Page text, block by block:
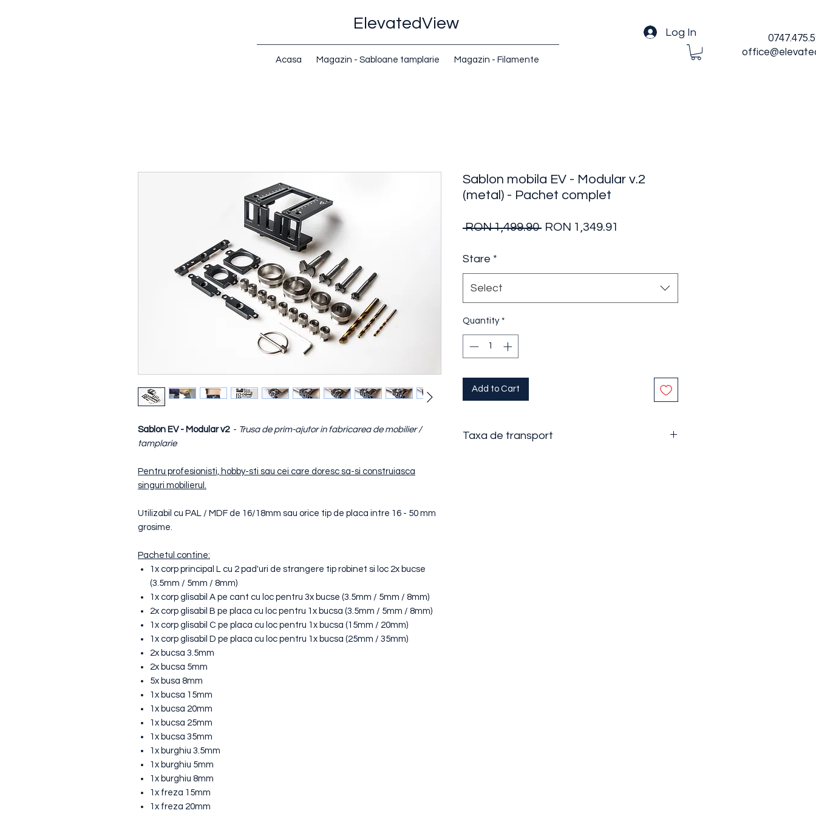
ElevatedView Log In
Acasa Magazin - Sabloane tamplarie Magazin - Filamente
Sablon EV - Modular v2- Trusa de prim-ajutor in fabricarea de mobilier /
tamplarie
Pentru profesionisti, hobby-sti sau cei care doresc sa-si construiasca
singuri mobilierul.
Utilizabil cu PAL / MDF de 16/18mm sau orice tip de placa intre 16 - 50 mm
grosime.
Pachetul contine:
1x corp principal L cu 2 pad'uri de strangere tip robinet si loc 2x bucse
(3.5mm / 5mm / 8mm)
1x corp glisabil A pe cant cu loc pentru 3x bucse (3.5mm / 5mm / 8mm)
2x corp glisabil B pe placa cu loc pentru 1x bucsa (3.5mm / 5mm / 8mm)
1x corp glisabil C pe placa cu loc pentru 1x bucsa (15mm / 20mm)
1x corp glisabil D pe placa cu loc pentru 1x bucsa (25mm / 35mm)
2x bucsa 3.5mm
2x bucsa 5mm
5x busa 8mm
1x bucsa 15mm
1x bucsa 20mm
1x bucsa 25mm
1x bucsa 35mm
1x burghiu 3.5mm
1x burghiu 5mm
1x burghiu 8mm
1x freza 15mm
1x freza 20mm
Sablon mobila EV - Modular v.2
(metal) - Pachet complet
RON 1,499.90 Regular
RON 1,349.91
Stare *
Select
Quantity *
Add to Cart
Taxa de transport